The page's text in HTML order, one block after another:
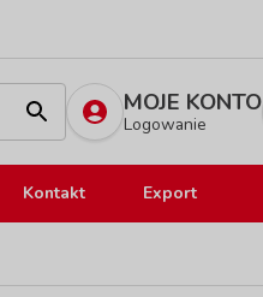
MOJE KONTO
Logowanie
Kontakt Export